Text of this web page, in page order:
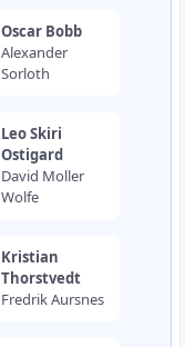
Oscar Bobb
Alexander
Sorloth
Leo Skiri
Ostigard
David Moller
Wolfe
Kristian
Thorstvedt
Fredrik Aursnes